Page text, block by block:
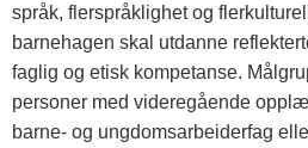
språk, flerspråklighet og
barnehagen skal utdanne
faglig og etisk kompetanse.
personer med videregående
barne- og ungdomsarbeiderfag